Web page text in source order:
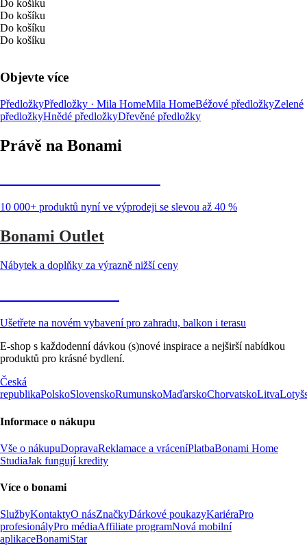
Do košíku
Do košíku
Do košíku
Do košíku
Objevte více
PředložkyPředložky · Mila HomeMila HomeBéžové předložkyZelené
předložkyHnědé předložkyDřevěné předložky
Právě na Bonami
10 000+ produktů nyní ve výprodeji se slevou až 40 %
Bonami Outlet
Nábytek a doplňky za výrazně nižší ceny
Ušetřete na novém vybavení pro zahradu, balkon i terasu
E-shop s každodenní dávkou (s)nové inspirace a nejširší nabídkou
produktů pro krásné bydlení.
Česká
republikaPolskoSlovenskoRumunskoMaďarskoChorvatskoLitva
Informace o nákupu
Vše o nákupuDopravaReklamace a vráceníPlatbaBonami Home
StudiaJak fungují kredity
Více o bonami
SlužbyKontaktyO násZnačkyDárkové poukazyKariéraPro
profesionályPro médiaAffiliate programNová mobilní
aplikaceBonamiStar